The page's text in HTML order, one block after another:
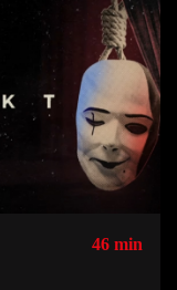
46 min